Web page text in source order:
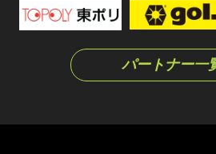
パートナー一